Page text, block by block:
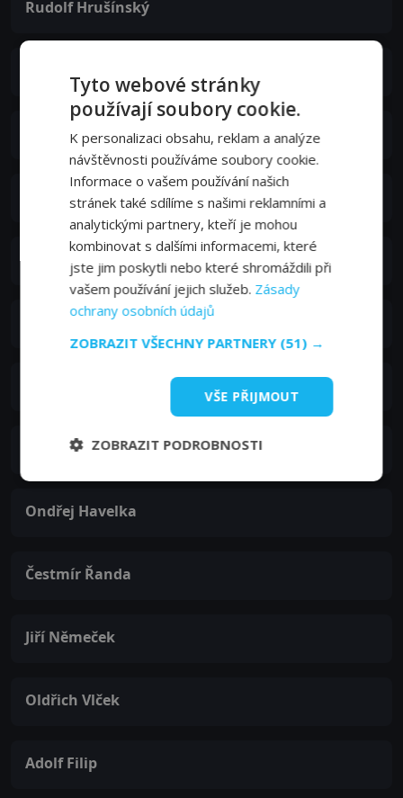
Rudolf Hrušínský
Eliška Balzerová
Regina Rázlová
Vladimír Menšík
Jaroslav Satoranský
Marta Vančurová
Ondřej Havelka
Čestmír Řanda
Jiří Němeček
Oldřich Vlček
Adolf Filip
Tyto webové stránky
používají soubory cookie.
K personalizaci obsahu, reklam a analýze
návštěvnosti používáme soubory cookie.
Informace o vašem používání našich
stránek také sdílíme s našimi reklamními a
analytickými partnery, kteří je mohou
kombinovat s dalšími informacemi, které
jste jim poskytli nebo které shromáždili při
vašem používání jejich služeb. Zásady
ochrany osobních údajů
ZOBRAZIT VŠECHNY PARTNERY (51) →
VŠE PŘIJMOUT
ZOBRAZIT PODROBNOSTI